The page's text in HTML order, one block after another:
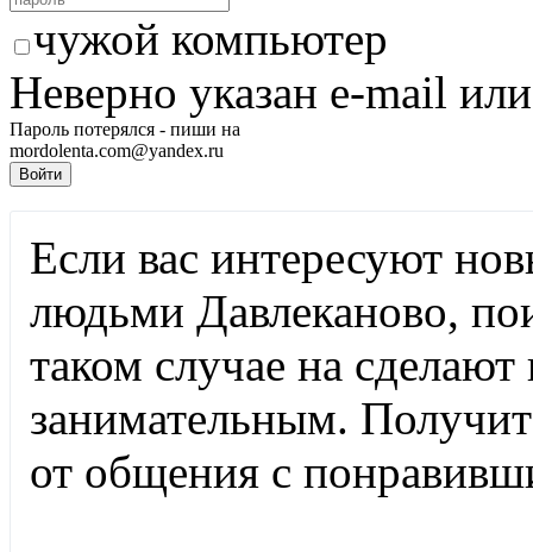
чужой компьютер
Неверно указан e-mail
Пароль потерялся - пиши на
mordolenta.com@yandex.ru
Если вас интересуют
людьми Давлеканово,
таком случае на сделают
занимательным.
от общения с